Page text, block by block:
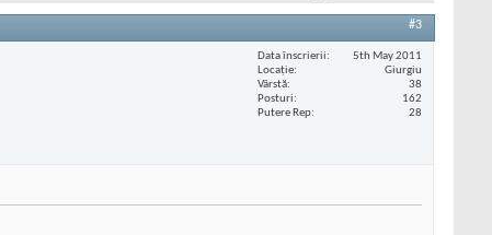
#3
Data înscrierii
5th May 2011
Locaţie
Giurgiu
Vârstă
38
Posturi
162
Putere Rep
28